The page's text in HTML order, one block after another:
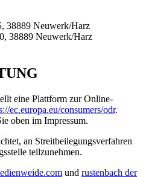
38889 Neuwerk/Harz
38889 Neuwerk/Harz
eine Plattform zur Online-
ec.europa.eu/consumers/odr.
oben im Impressum.
an Streitbeilegungsverfahren
teilzunehmen.
und rustenbach der